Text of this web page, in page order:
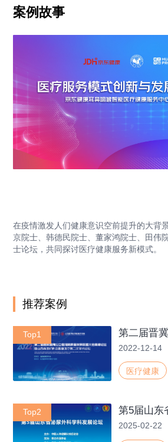
案例故事
在疫情激发人们健康意识空前提升的大背
京院士、韩德民院士、董家鸿院士、田伟
士论坛，共同探讨医疗健康服务新模式。
推荐案例
Top1
2022-12-14
医疗健康
Top2
2025-02-22